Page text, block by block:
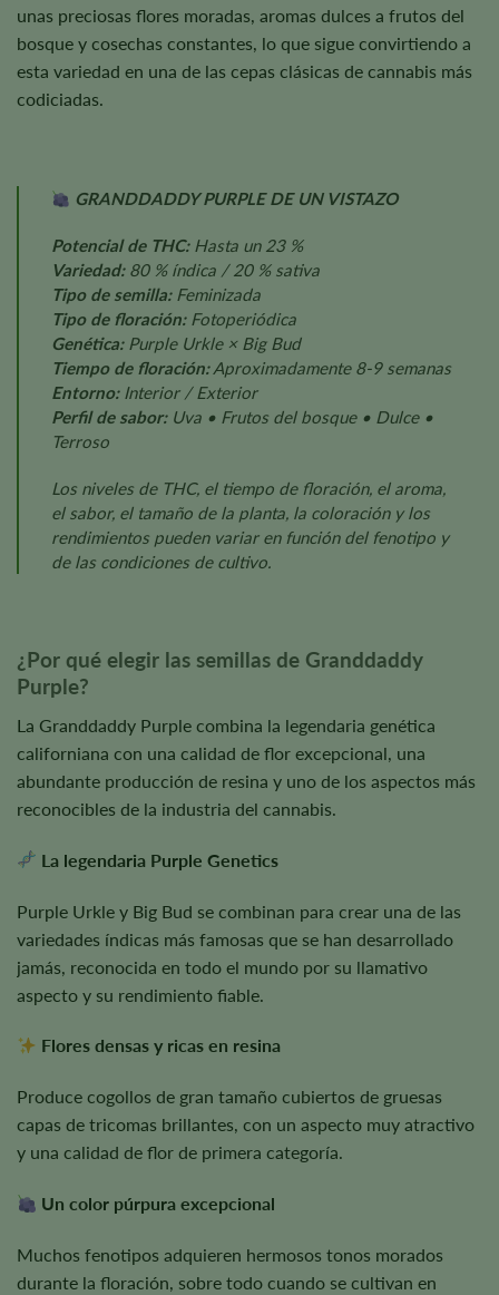
unas preciosas flores moradas, aromas dulces a frutos del
bosque y cosechas constantes, lo que sigue convirtiendo a
esta variedad en una de las cepas clásicas de cannabis más
codiciadas.
GRANDDADDY PURPLE DE UN VISTAZO
Potencial de THC:Hasta un 23 %
Variedad:80 % índica / 20 % sativa
Tipo de semilla:Feminizada
Tipo de floración:Fotoperiódica
Genética:Purple Urkle × Big Bud
Tiempo de floración:Aproximadamente 8-9 semanas
Entorno:Interior / Exterior
Perfil de sabor:Uva • Frutos del bosque • Dulce •
Terroso
Los niveles de THC, el tiempo de floración, el aroma,
el sabor, el tamaño de la planta, la coloración y los
rendimientos pueden variar en función del fenotipo y
de las condiciones de cultivo.
¿Por qué elegir las semillas de Granddaddy
Purple?
La Granddaddy Purple combina la legendaria genética
californiana con una calidad de flor excepcional, una
abundante producción de resina y uno de los aspectos más
reconocibles de la industria del cannabis.
La legendaria Purple Genetics
Purple Urkle y Big Bud se combinan para crear una de las
variedades índicas más famosas que se han desarrollado
jamás, reconocida en todo el mundo por su llamativo
aspecto y su rendimiento fiable.
Flores densas y ricas en resina
Produce cogollos de gran tamaño cubiertos de gruesas
capas de tricomas brillantes, con un aspecto muy atractivo
y una calidad de flor de primera categoría.
Un color púrpura excepcional
Muchos fenotipos adquieren hermosos tonos morados
durante la floración, sobre todo cuando se cultivan en